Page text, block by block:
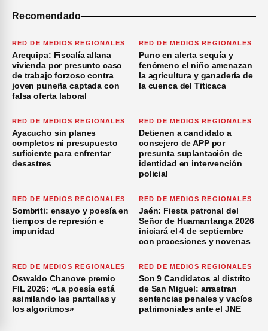
Recomendado
RED DE MEDIOS REGIONALES
Arequipa: Fiscalía allana
vivienda por presunto caso
de trabajo forzoso contra
joven puneña captada con
falsa oferta laboral
RED DE MEDIOS REGIONALES
Puno en alerta sequía y
fenómeno el niño amenazan
la agricultura y ganadería de
la cuenca del Titicaca
RED DE MEDIOS REGIONALES
Ayacucho sin planes
completos ni presupuesto
suficiente para enfrentar
desastres
RED DE MEDIOS REGIONALES
Detienen a candidato a
consejero de APP por
presunta suplantación de
identidad en intervención
policial
RED DE MEDIOS REGIONALES
Sombriti: ensayo y poesía en
tiempos de represión e
impunidad
RED DE MEDIOS REGIONALES
Jaén: Fiesta patronal del
Señor de Huamantanga 2026
iniciará el 4 de septiembre
con procesiones y novenas
RED DE MEDIOS REGIONALES
Oswaldo Chanove premio
FIL 2026: «La poesía está
asimilando las pantallas y
los algoritmos»
RED DE MEDIOS REGIONALES
Son 9 Candidatos al distrito
de San Miguel: arrastran
sentencias penales y vacíos
patrimoniales ante el JNE